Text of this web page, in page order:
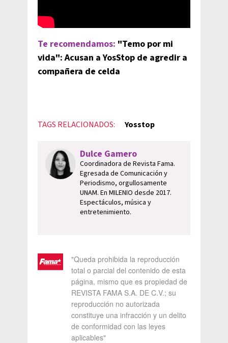
Te recomendamos: "Temo por mi
vida": Acusan a YosStop de agredir a
compañera de celda
TAGS RELACIONADOS: Yosstop
Dulce Gamero
Coordinadora de Revista Fama.
Egresada de Comunicación y
Periodismo, orgullosamente
UNAM. En MILENIO desde 2017.
Espectáculos, música y
entretenimiento.
"Queda prohibida la reproducción
total o parcial del contenido de esta
página, mismo que es propiedad de
REVISTA FAMA S.A. DE C.V.; su
reproducción no autorizada
constituye una infracción y un delito
de conformidad con las leyes
aplicables"